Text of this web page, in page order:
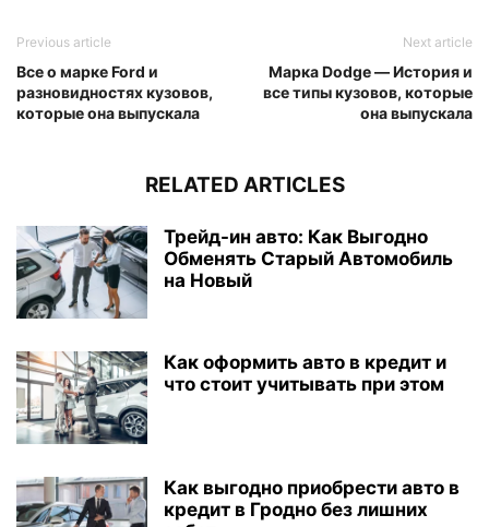
Previous article
Все о марке Ford и
разновидностях кузовов,
которые она выпускала
Next article
Марка Dodge — История и
все типы кузовов, которые
она выпускала
RELATED ARTICLES
Трейд-ин авто: Как Выгодно
Обменять Старый Автомобиль
на Новый
Как оформить авто в кредит и
что стоит учитывать при этом
Как выгодно приобрести авто в
кредит в Гродно без лишних